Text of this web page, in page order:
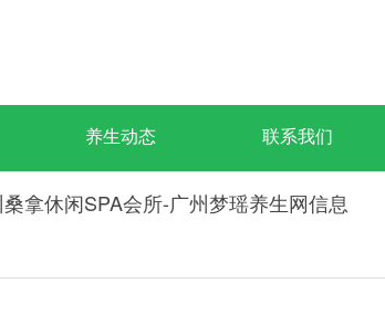
养生动态 联系我们
拿休闲SPA会所-广州梦瑶养生网信息